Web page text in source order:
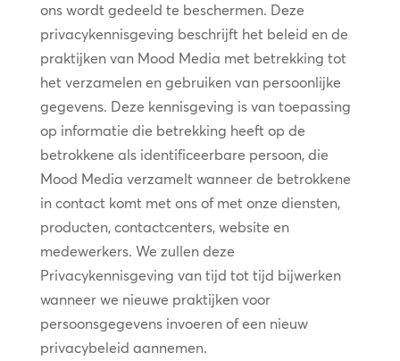
ons wordt gedeeld te beschermen. Deze
privacykennisgeving beschrijft het beleid en de
praktijken van Mood Media met betrekking tot
het verzamelen en gebruiken van persoonlijke
gegevens. Deze kennisgeving is van toepassing
op informatie die betrekking heeft op de
betrokkene als identificeerbare persoon, die
Mood Media verzamelt wanneer de betrokkene
in contact komt met ons of met onze diensten,
producten, contactcenters, website en
medewerkers. We zullen deze
Privacykennisgeving van tijd tot tijd bijwerken
wanneer we nieuwe praktijken voor
persoonsgegevens invoeren of een nieuw
privacybeleid aannemen.